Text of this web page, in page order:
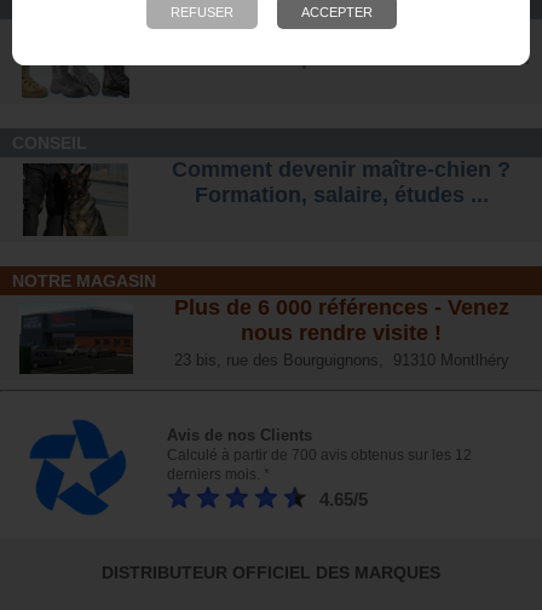
CONFORT ET SÉCURITÉ
Chaussures Ranger et
d'intervention pour tous les terrains.
Comment devenir maître-chien ?
Formation, salaire, études ...
NOTRE MAGASIN
Plus de 6 000 références - Venez
nous rendre visite !
23 bis, rue des Bourguignons, 91310 Montlhéry
Avis de nos Clients
Calculé à partir de 700 avis obtenus sur les 12
derniers mois. *
4.65/5
DISTRIBUTEUR OFFICIEL DES MARQUES